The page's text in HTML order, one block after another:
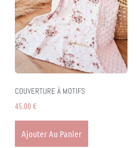
COUVERTURE À MOTIFS
45.00€
Ajouter Au Panier